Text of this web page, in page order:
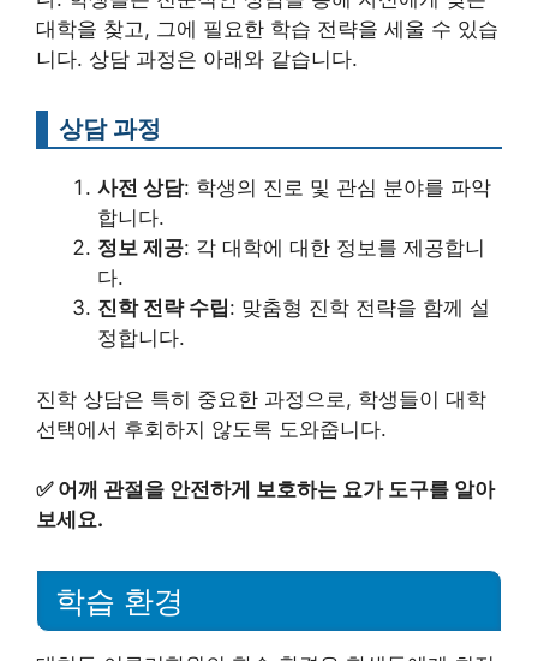
대학을 찾고, 그에 필요한 학습 전략을 세울 수 있습
니다. 상담 과정은 아래와 같습니다.
상담 과정
사전 상담: 학생의 진로 및 관심 분야를 파악
합니다.
정보 제공: 각 대학에 대한 정보를 제공합니
다.
진학 전략 수립: 맞춤형 진학 전략을 함께 설
정합니다.
진학 상담은 특히 중요한 과정으로, 학생들이 대학
선택에서 후회하지 않도록 도와줍니다.
✅ 어깨 관절을 안전하게 보호하는 요가 도구를 알아
보세요.
학습 환경